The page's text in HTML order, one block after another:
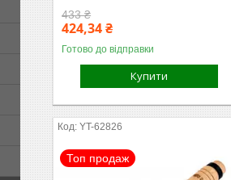
433 ₴
424,34 ₴
Готово до відправки
Купити
YT-62826
Топ продаж